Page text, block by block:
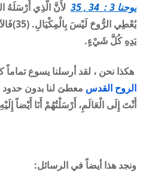
يوحنا 3 : 34 , 35
لأَنَّ الَّذِي أَرْسَلَهُ
يُعْطِي الرُّوحَ لَيْسَ بِالْمِكْيَالِ. (35)
يَدِهِ كُلَّ شَيْءٍ.
هكذا نحن ، لقد أرسلنا يسوع تماماً
الروح القدس معطىَ لنا بدون
أَنْتَ إِلَى الْعَالَمِ، أَرْسَلْتُهُمْ أَنَا أَيْضاً
ونجد هذا أيضاً في الرسائل: